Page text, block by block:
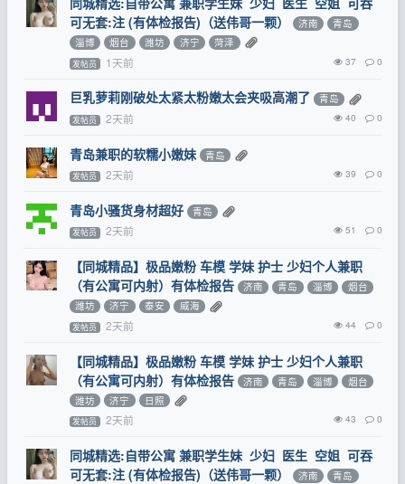
可无套:注 (有体检报告)（送伟哥一颗）
济南
青岛
淄博
烟台 潍坊 济宁 菏泽
发帖员 1天前 37 0
巨乳萝莉刚破处太紧太粉嫩太会夹吸高潮了 青岛
发帖员 2天前 40 0
青岛兼职的软糯小嫩妹 青岛
发帖员 2天前 39 0
青岛小骚货身材超好 青岛
发帖员 2天前 51 0
【同城精品】极品嫩粉 车模 学妹 护士 少妇个人兼职
（有公寓可内射）有体检报告
济南 青岛 淄博
烟台
潍坊
济宁 泰安 威海
发帖员 2天前 44 0
【同城精品】极品嫩粉 车模 学妹 护士 少妇个人兼职
（有公寓可内射）有体检报告
济南 青岛 淄博
烟台
潍坊
济宁 日照
发帖员 2天前 43 0
同城精选:自带公寓 兼职学生妹 少妇 医生 空姐 可吞
可无套:注 (有体检报告)（送伟哥一颗）
济南
青岛